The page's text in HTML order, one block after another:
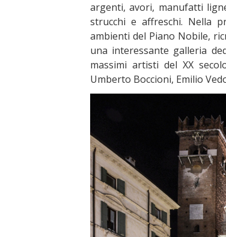
argenti, avori, manufatti
strucchi e affreschi. Nella
ambienti del Piano Nobile,
una interessante galleria
massimi artisti del XX
Umberto Boccioni, Emilio